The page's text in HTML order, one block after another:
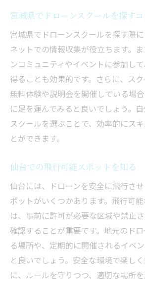
宮城でのスクール選びと補
宮城で資格を取るための
ドローンスクール選びと
仙台での効率的な補助金
宮城で補助金を活用した
仙台でドローン国家資格を取
仙台で資格取得を成功さ
国家資格取得を目指す仙台
仙台で資格取得のためのス
仙台での国家資格取得を
仙台での資格取得と補助
宮城県でドローンスクールを探すコ
宮城県でドローンスクールを探す際
ネットでの情報収集が役立ちます。
ンコミュニティやイベントに参加し
得ることも効果的です。さらに、スク
無料体験や説明会を開催している場
に足を運んでみると良いでしょう。
スクールを選ぶことで、効率的にス
とができます。
仙台での飛行可能スポットを知る
仙台には、ドローンを安全に飛行さ
ポットがいくつかあります。飛行可
は、事前に許可が必要な区域や禁止
確認することが重要です。地元のド
る場所や、定期的に開催されるイベ
と良いでしょう。安全な環境で楽し
に、ルールを守りつつ、適切な場所を